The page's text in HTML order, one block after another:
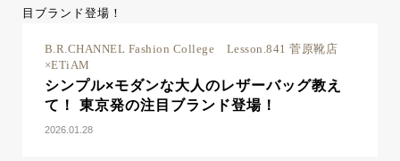
B.R.CHANNEL Fashion College Lesson.841 菅原靴店
×ETiAM
シンプル×モダンな大人のレザーバッグ教え
て！ 東京発の注目ブランド登場！
2026.01.28